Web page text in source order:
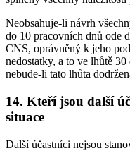
Neobsahuje-li návrh
do 10 pracovních dnů ode
CNS, oprávněný k jeho
nedostatky, a to ve lhůtě
nebude-li tato lhůta
14. Kteří jsou další
situace
Další účastníci nejsou